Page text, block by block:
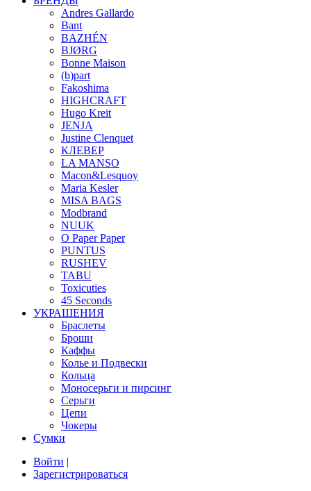
Andres Gallardo
Bant
BAZHÉN
BJØRG
Bonne Maison
(b)part
Fakoshima
HIGHCRAFT
Hugo Kreit
JENJA
Justine Clenquet
КЛЕВЕР
LA MANSO
Macon&Lesquoy
Maria Kesler
MISA BAGS
Modbrand
NUUK
O Paper Paper
PUNTUS
RUSHEV
TABU
Toxicuties
45 Seconds
УКРАШЕНИЯ
Браслеты
Броши
Каффы
Колье и Подвески
Кольца
Моносерьги и пирсинг
Серьги
Цепи
Чокеры
Сумки
Войти |
Зарегистрироваться